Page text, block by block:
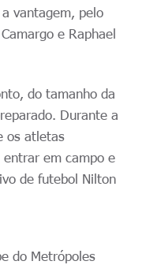
vantagem, pelo
e Raphael
do tamanho da
Durante a
os atletas
em campo e
de futebol Nilton
do Metrópoles